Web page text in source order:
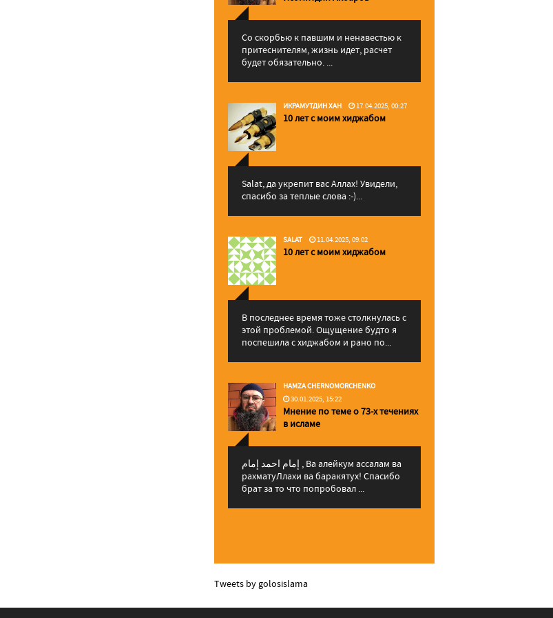
Со скорбью к павшим и ненавестью к
притеснителям, жизнь идет, расчет
будет обязательно. ...
ИКРАМУТДИН ХАН 17.04.2025, 00:27
10 лет с моим хиджабом
Salat, да укрепит вас Аллаx! Увидели,
спасибо за теплые слова :-)...
SALAT 11.04.2025, 09:02
10 лет с моим хиджабом
В последнее время тоже столкнулась с
этой проблемой. Ощущение будто я
поспешила с хиджабом и рано по...
HAMZA CHERNOMORCHENKO
30.01.2025, 15:22
Мнение по теме о 73-х течениях
в исламе
إمام احمد إمام , Ва алейкум ассалам ва
рахматуЛлахи ва баракятух! Спасибо
брат за то что попробовал ...
Tweets by golosislama